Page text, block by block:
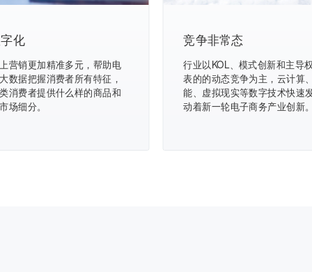
化
营销更加精准多元，帮助电
数据把握消费者所有特征，
消费者提供什么样的商品和
场细分。
竞争非常态
行业以KOL、模式创新和主导
表的的动态竞争为主，云计算
能、虚拟现实等数字技术快速
动着新一轮电子商务产业创新